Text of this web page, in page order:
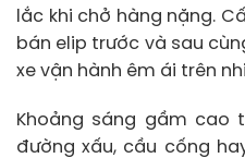
lắc khi chở hàng nặng.
bán elip trước và sau
xe vận hành êm ái trên
Khoảng sáng gầm cao
đường xấu, cầu cống